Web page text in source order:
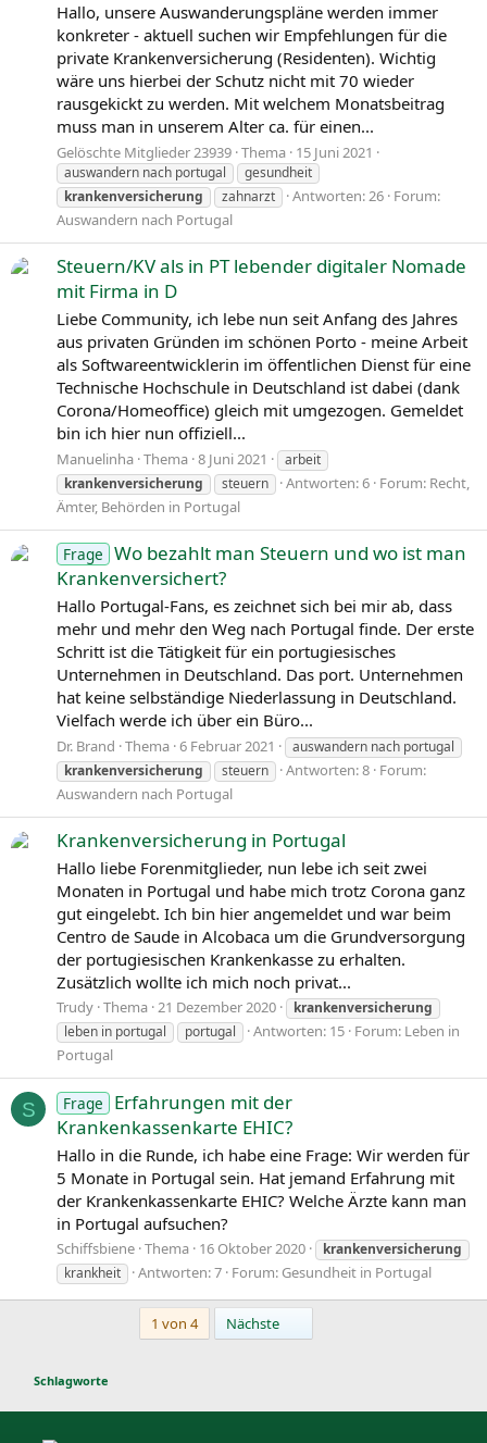
Hallo, unsere Auswanderungspläne werden immer
konkreter - aktuell suchen wir Empfehlungen für die
private Krankenversicherung (Residenten). Wichtig
wäre uns hierbei der Schutz nicht mit 70 wieder
rausgekickt zu werden. Mit welchem Monatsbeitrag
muss man in unserem Alter ca. für einen...
Gelöschte Mitglieder 23939 Thema 15 Juni 2021
auswandern nach portugal
gesundheit
krankenversicherung
zahnarzt Antworten: 26 Forum:
Auswandern nach Portugal
Steuern/KV als in PT lebender digitaler Nomade
mit Firma in D
Liebe Community, ich lebe nun seit Anfang des Jahres
aus privaten Gründen im schönen Porto - meine Arbeit
als Softwareentwicklerin im öffentlichen Dienst für eine
Technische Hochschule in Deutschland ist dabei (dank
Corona/Homeoffice) gleich mit umgezogen. Gemeldet
bin ich hier nun offiziell...
Manuelinha Thema 8 Juni 2021
arbeit
krankenversicherung
steuern Antworten: 6 Forum: Recht,
Ämter, Behörden in Portugal
Frage Wo bezahlt man Steuern und wo ist man
Krankenversichert?
Hallo Portugal-Fans, es zeichnet sich bei mir ab, dass
mehr und mehr den Weg nach Portugal finde. Der erste
Schritt ist die Tätigkeit für ein portugiesisches
Unternehmen in Deutschland. Das port. Unternehmen
hat keine selbständige Niederlassung in Deutschland.
Vielfach werde ich über ein Büro...
Dr. Brand Thema 6 Februar 2021
auswandern nach portugal
krankenversicherung
steuern Antworten: 8 Forum:
Auswandern nach Portugal
Krankenversicherung in Portugal
Hallo liebe Forenmitglieder, nun lebe ich seit zwei
Monaten in Portugal und habe mich trotz Corona ganz
gut eingelebt. Ich bin hier angemeldet und war beim
Centro de Saude in Alcobaca um die Grundversorgung
der portugiesischen Krankenkasse zu erhalten.
Zusätzlich wollte ich mich noch privat...
Trudy Thema 21 Dezember 2020
krankenversicherung
leben in portugal
portugal Antworten: 15 Forum: Leben in
Portugal
S Frage
Erfahrungen mit der
Krankenkassenkarte EHIC?
Hallo in die Runde, ich habe eine Frage: Wir werden für
5 Monate in Portugal sein. Hat jemand Erfahrung mit
der Krankenkassenkarte EHIC? Welche Ärzte kann man
in Portugal aufsuchen?
Schiffsbiene Thema 16 Oktober 2020
krankenversicherung
krankheit
Antworten: 7 Forum: Gesundheit in Portugal
1 von 4 Nächste
Schlagworte